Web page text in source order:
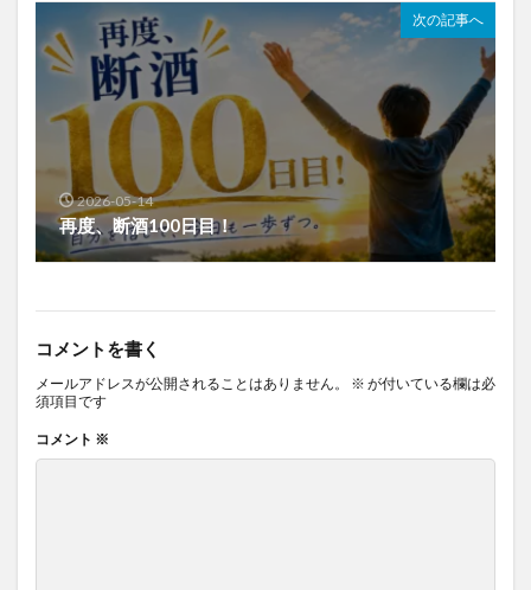
次の記事へ
2026-05-14
再度、断酒100日目！
コメントを書く
メールアドレスが公開されることはありません。 ※ が付いている欄は必
須項目です
コメント ※